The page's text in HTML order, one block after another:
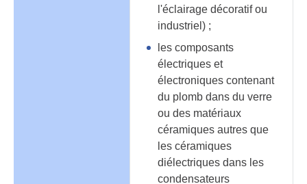
l'éclairage décoratif ou
industriel) ;
les composants
électriques et
électroniques contenant
du plomb dans du verre
ou des matériaux
céramiques autres que
les céramiques
diélectriques dans les
condensateurs